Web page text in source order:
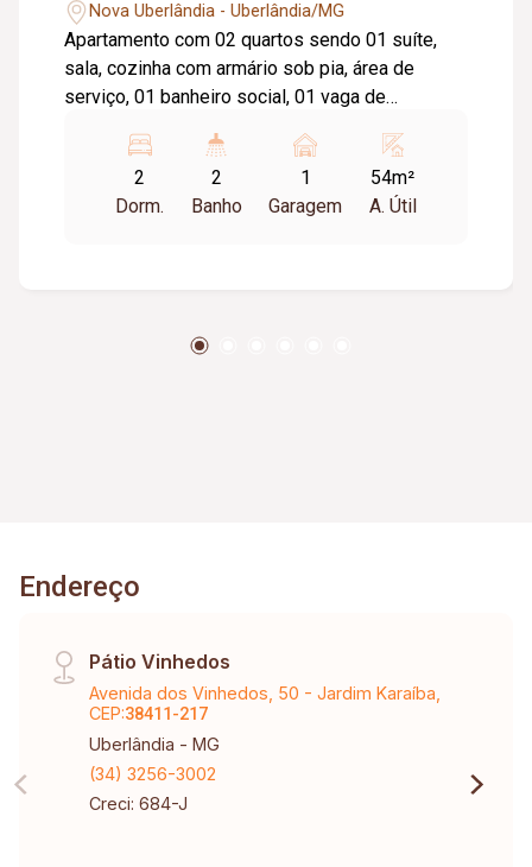
Nova Uberlândia - Uberlândia/MG
Apartamento com 02 quartos sendo 01 suíte,
sala, cozinha com armário sob pia, área de
serviço, 01 banheiro social, 01 vaga de
aprox. R$200,00 / taxa de mudança aprox. 50%
do condomínio (entrada).
2
Dorm.
2
Banho
1
Garagem
54m²
A. Útil
Endereço
Pátio Vinhedos
Avenida dos Vinhedos, 50 - Jardim Karaíba,
CEP:38411-217
Uberlândia - MG
(34) 3256-3002
Creci: 684-J